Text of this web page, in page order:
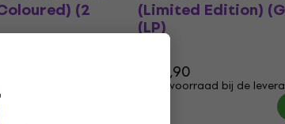
(2 (Limited Edition)
(LP)
€ 34,90
Op voorraad bij de